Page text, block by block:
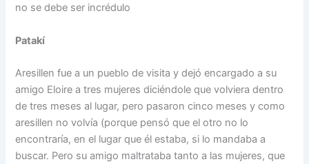
no se debe ser incrédulo
Patakí
Aresillen fue a un pueblo de visita y dejó encargado a su
amigo Eloire a tres mujeres diciéndole que volviera dentro
de tres meses al lugar, pero pasaron cinco meses y como
aresillen no volvía (porque pensó que el otro no lo
encontraría, en el lugar que él estaba, si lo mandaba a
buscar. Pero su amigo maltrataba tanto a las mujeres, que